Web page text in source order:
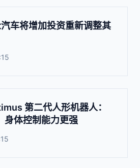
车将增加投资重新调整其
第二代人形机器人：
身体控制能力更强